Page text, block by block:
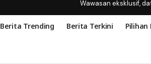
Wawasan eksklusif,
Berita Trending Berita Terkini Pilihan